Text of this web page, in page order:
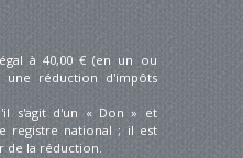
à 40,00 € (en un ou
une réduction d'impôts
s'agit d'un « Don » et
registre national ; il est
de la réduction.